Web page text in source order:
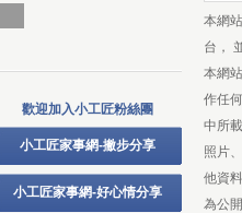
歡迎加入小工匠粉絲團
小工匠家事網-撇步分享
小工匠家事網-好心情分享
本網
台，
本網
作任
中所
照片
他資
為公